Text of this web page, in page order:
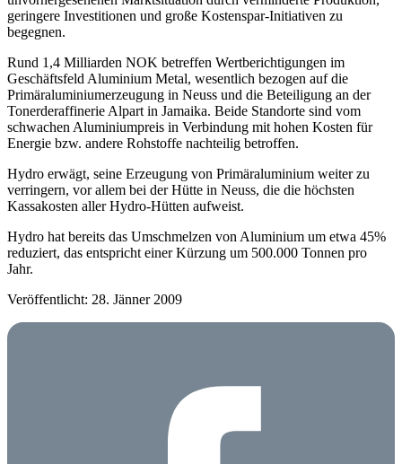
geringere Investitionen und große Kostenspar-Initiativen zu
begegnen.
Rund 1,4 Milliarden NOK betreffen Wertberichtigungen im
Geschäftsfeld Aluminium Metal, wesentlich bezogen auf die
Primäraluminiumerzeugung in Neuss und die Beteiligung an der
Tonerderaffinerie Alpart in Jamaika. Beide Standorte sind vom
schwachen Aluminiumpreis in Verbindung mit hohen Kosten für
Energie bzw. andere Rohstoffe nachteilig betroffen.
Hydro erwägt, seine Erzeugung von Primäraluminium weiter zu
verringern, vor allem bei der Hütte in Neuss, die die höchsten
Kassakosten aller Hydro-Hütten aufweist.
Hydro hat bereits das Umschmelzen von Aluminium um etwa 45%
reduziert, das entspricht einer Kürzung um 500.000 Tonnen pro
Jahr.
Veröffentlicht: 28. Jänner 2009